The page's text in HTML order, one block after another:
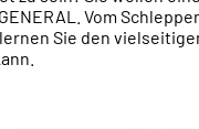
Vom
Sie den